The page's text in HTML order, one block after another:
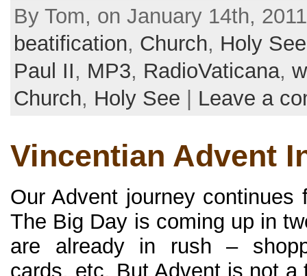
By Tom, on January 14th,
beatification, Church, Holy See
Paul II, MP3, RadioVaticana,
Church, Holy See Leave a
Vincentian Advent
Our Advent journey continues
The Big Day is coming up in
are already in rush –
cards, etc. But Advent is not a